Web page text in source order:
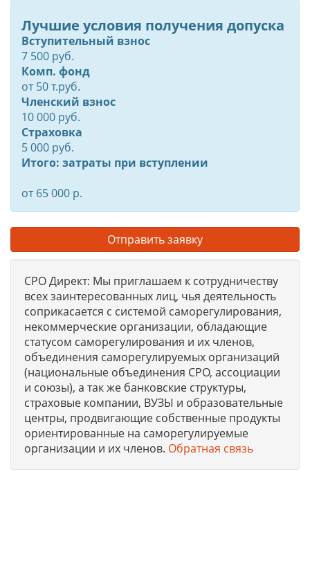
Лучшие условия получения допуска
Вступительный взнос
7 500 руб.
Комп. фонд
от50т.руб.
Членский взнос
10 000 руб.
Страховка
5 000 руб.
Итого: затраты при вступлении
от 65 000 р.
Отправить заявку
СРО Директ: Мы приглашаем к сотрудничеству
всех заинтересованных лиц, чья деятельность
соприкасается с системой саморегулирования,
некоммерческие организации, обладающие
статусом саморегулирования и их членов,
объединения саморегулируемых организаций
(национальные объединения СРО, ассоциации
и союзы), а так же банковские структуры,
страховые компании, ВУЗЫ и образовательные
центры, продвигающие собственные продукты
ориентированные на саморегулируемые
организации и их членов. Обратная связь